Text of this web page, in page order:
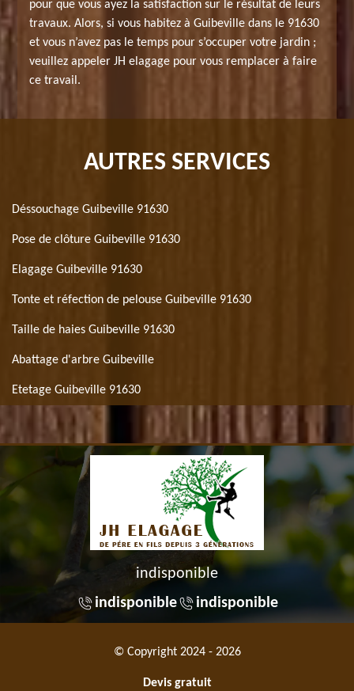
pour que vous ayez la satisfaction sur le résultat de leurs
travaux. Alors, si vous habitez à Guibeville dans le 91630
et vous n’avez pas le temps pour s’occuper votre jardin ;
veuillez appeler JH elagage pour vous remplacer à faire
ce travail.
AUTRES SERVICES
Déssouchage Guibeville 91630
Pose de clôture Guibeville 91630
Elagage Guibeville 91630
Tonte et réfection de pelouse Guibeville 91630
Taille de haies Guibeville 91630
Abattage d'arbre Guibeville
Etetage Guibeville 91630
indisponible
indisponible
indisponible
© Copyright 2024 - 2026
Devis gratuit